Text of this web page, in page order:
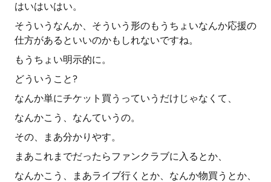
はいはいはい。
そういうなんか、そういう形のもうちょいなんか応援の
仕方があるといいのかもしれないですね。
もうちょい明示的に。
どういうこと?
なんか単にチケット買うっていうだけじゃなくて、
なんかこう、なんていうの。
その、まあ分かりやす。
まあこれまでだったらファンクラブに入るとか、
なんかこう、まあライブ行くとか、なんか物買うとか、